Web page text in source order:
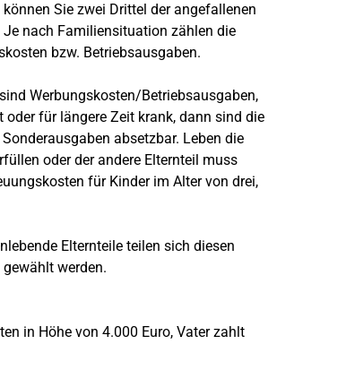
Sie zwei Drittel der angefallenen
nach Familiensituation zählen die
bzw. Betriebsausgaben.
Werbungskosten/Betriebsausgaben,
für längere Zeit krank, dann sind die
absetzbar. Leben die
oder der andere Elternteil muss
für Kinder im Alter von drei,
Elternteile teilen sich diesen
werden.
in Höhe von 4.000 Euro, Vater zahlt